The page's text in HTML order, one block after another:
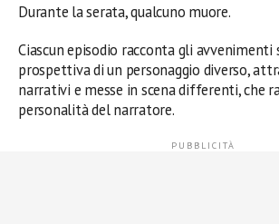
Durante la serata, qualcuno muore.
Ciascun episodio racconta gli avvenimenti
prospettiva di un personaggio diverso,
narrativi e messe in scena differenti, che
personalità del narratore.